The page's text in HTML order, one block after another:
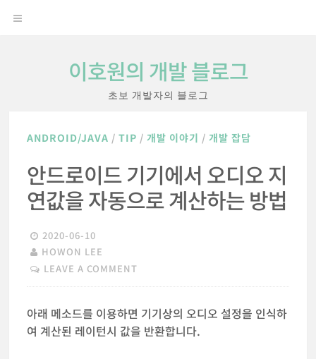
OPEN
이호원의 개발 블로그
초보 개발자의 블로그
ANDROID/JAVA /TIP /개발 이야기 /개발 잡담
안드로이드 기기에서 오디오 지
연값을 자동으로 계산하는 방법
2020-06-10
HOWON LEE
LEAVE A COMMENT
아래 메소드를 이용하면 기기상의 오디오 설정을 인식하
여 계산된 레이턴시 값을 반환합니다.